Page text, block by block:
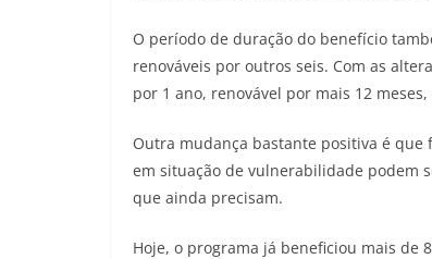
O período de duração do benefício
renováveis por outros seis. Com as
por 1 ano, renovável por mais 12
Outra mudança bastante positiva é
em situação de vulnerabilidade podem
que ainda precisam.
Hoje, o programa já beneficiou mais de